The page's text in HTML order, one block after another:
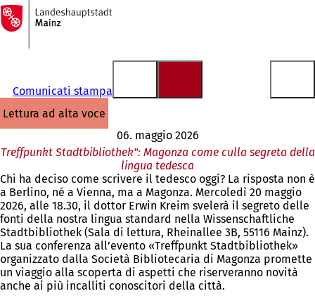
Vai al contenuto
Alla
pagina
iniziale
Comunicati stampa
lettura ad alta voce
06. maggio 2026
Treffpunkt Stadtbibliothek": Magonza come culla segreta della
lingua tedesca
Chi ha deciso come scrivere il tedesco oggi? La risposta non è
a Berlino, né a Vienna, ma a Magonza. Mercoledì 20 maggio
2026, alle 18.30, il dottor Erwin Kreim svelerà il segreto delle
fonti della nostra lingua standard nella Wissenschaftliche
Stadtbibliothek (Sala di lettura, Rheinallee 3B, 55116 Mainz).
La sua conferenza all’evento «Treffpunkt Stadtbibliothek»
organizzato dalla Società Bibliotecaria di Magonza promette
un viaggio alla scoperta di aspetti che riserveranno novità
anche ai più incalliti conoscitori della città.